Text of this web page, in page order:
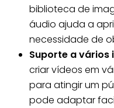
biblioteca de
áudio ajuda a
necessidade de
Suporte a vários
criar vídeos em
para atingir um
pode adaptar